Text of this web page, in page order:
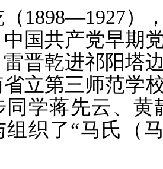
（1898—1927）
中国共产党早期
雷晋乾进祁阳塔
立第三师范学
同学蒋先云、
组织了“马氏（